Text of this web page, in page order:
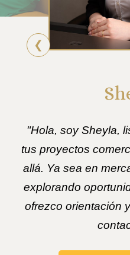
❮
"Hola, soy Sheyla,
tus proyectos
allá. Ya sea en
explorando
ofrezco orientación